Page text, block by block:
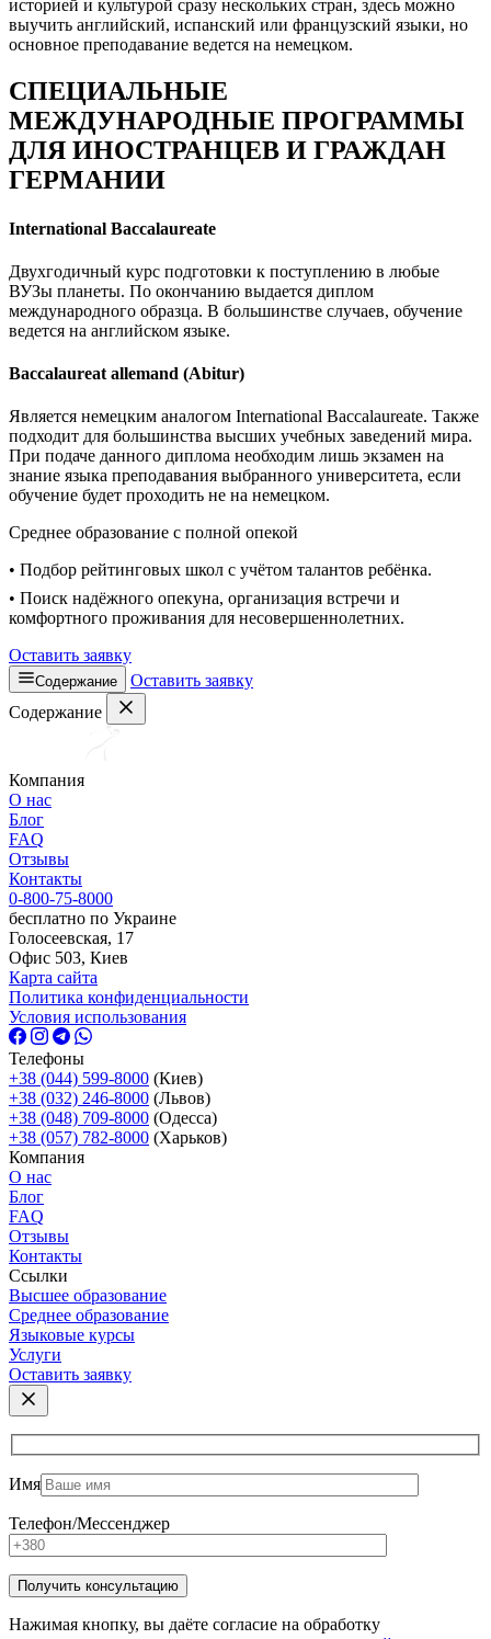
историей и культурой сразу нескольких стран, здесь можно
выучить английский, испанский или французский языки, но
основное преподавание ведется на немецком.
СПЕЦИАЛЬНЫЕ
МЕЖДУНАРОДНЫЕ ПРОГРАММЫ
ДЛЯ ИНОСТРАНЦЕВ И ГРАЖДАН
ГЕРМАНИИ
International Baccalaureate
Двухгодичный курс подготовки к поступлению в любые
ВУЗы планеты. По окончанию выдается диплом
международного образца. В большинстве случаев, обучение
ведется на английском языке.
Baccalaureat allemand (Abitur)
Является немецким аналогом International Baccalaureate. Также
подходит для большинства высших учебных заведений мира.
При подаче данного диплома необходим лишь экзамен на
знание языка преподавания выбранного университета, если
обучение будет проходить не на немецком.
Среднее образование с полной опекой
• Подбор рейтинговых школ с учётом талантов ребёнка.
• Поиск надёжного опекуна, организация встречи и
комфортного проживания для несовершеннолетних.
Оставить заявку
Содержание
Оставить заявку
Содержание
Компания
О нас
Блог
FAQ
Отзывы
Контакты
0-800-75-8000
бесплатно по Украине
Голосеевская, 17
Офис 503, Киев
Карта сайта
Политика конфиденциальности
Условия использования
Телефоны
+38 (044) 599-8000 (Киев)
+38 (032) 246-8000 (Львов)
+38 (048) 709-8000 (Одесcа)
+38 (057) 782-8000 (Харьков)
Компания
О нас
Блог
FAQ
Отзывы
Контакты
Ссылки
Высшее образование
Среднее образование
Языковые курсы
Услуги
Оставить заявку
Имя
Телефон/Мессенджер
Нажимая кнопку, вы даёте согласие на обработку